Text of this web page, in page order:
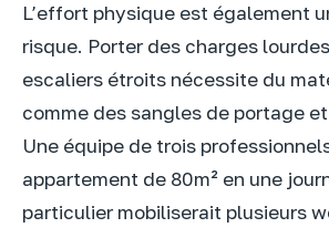
L’effort physique est également
risque. Porter des charges
escaliers étroits nécessite du
comme des sangles de portage
Une équipe de trois
appartement de 80m² en une
particulier mobiliserait plusieurs